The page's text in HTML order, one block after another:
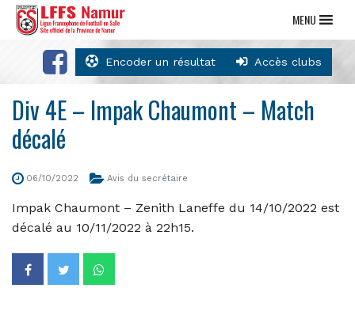
Encoder un résultat Accès clubs
MENU
Div 4E – Impak Chaumont – Match
décalé
06/10/2022 Avis du secrétaire
Impak Chaumont – Zenith Laneffe du 14/10/2022 est
décalé au 10/11/2022 à 22h15.